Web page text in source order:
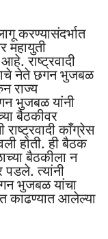
करण्यासंदर्भात
महायुती
राष्ट्रवादी
नेते छगन भुजबळ
राज्य
भुजबळ यांनी
बैठकीवर
काँग्रेस
होती. ही बैठक
बैठकीला न
पडले. त्यांनी
भुजबळ यांचा
काढण्यात आलेल्या